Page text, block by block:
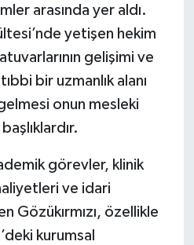
arasında yer aldı.
yetişen hekim
gelişimi ve
bir uzmanlık alanı
onun mesleki
görevler, klinik
ve idari
Gözükırmızı, özellikle
kurumsal